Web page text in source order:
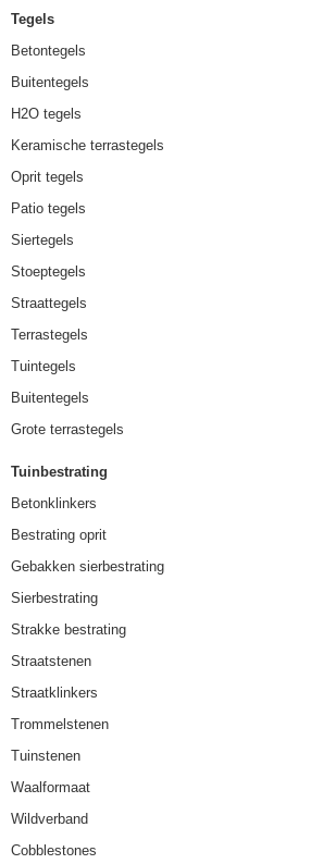
Tegels
Betontegels
Buitentegels
H2O tegels
Keramische terrastegels
Oprit tegels
Patio tegels
Siertegels
Stoeptegels
Straattegels
Terrastegels
Tuintegels
Buitentegels
Grote terrastegels
Tuinbestrating
Betonklinkers
Bestrating oprit
Gebakken sierbestrating
Sierbestrating
Strakke bestrating
Straatstenen
Straatklinkers
Trommelstenen
Tuinstenen
Waalformaat
Wildverband
Cobblestones